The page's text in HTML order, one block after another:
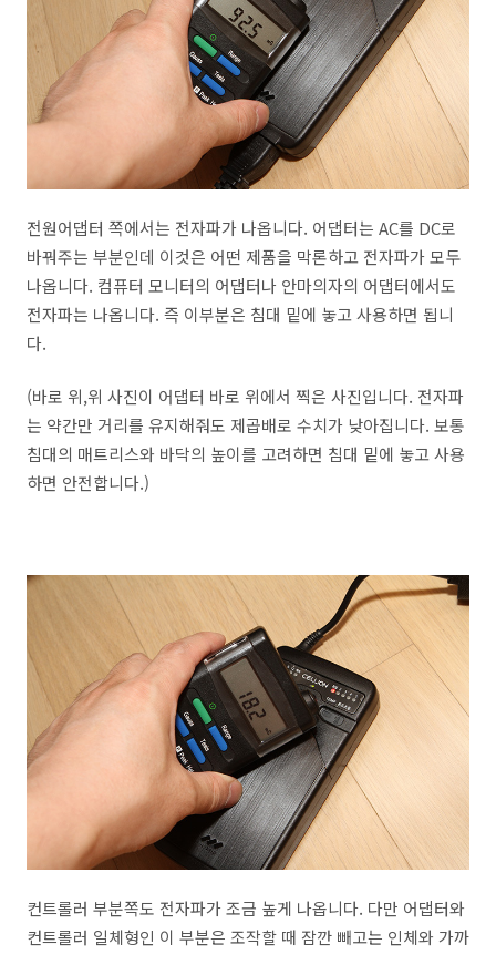
전원어댑터 쪽에서는 전자파가 나옵니다. 어댑터는 AC를 DC로
바꿔주는 부분인데 이것은 어떤 제품을 막론하고 전자파가 모두
나옵니다. 컴퓨터 모니터의 어댑터나 안마의자의 어댑터에서도
전자파는 나옵니다. 즉 이부분은 침대 밑에 놓고 사용하면 됩니
다.
(바로 위,위 사진이 어댑터 바로 위에서 찍은 사진입니다. 전자파
는 약간만 거리를 유지해줘도 제곱배로 수치가 낮아집니다. 보통
침대의 매트리스와 바닥의 높이를 고려하면 침대 밑에 놓고 사용
하면 안전합니다.)
컨트롤러 부분쪽도 전자파가 조금 높게 나옵니다. 다만 어댑터와
컨트롤러 일체형인 이 부분은 조작할 때 잠깐 빼고는 인체와 가까